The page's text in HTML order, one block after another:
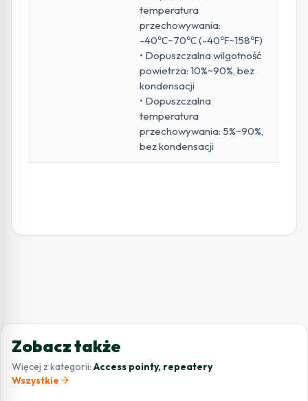
temperatura
przechowywania:
-40℃~70℃ (-40℉~158℉)
• Dopuszczalna wilgotność
powietrza: 10%~90%, bez
kondensacji
• Dopuszczalna
temperatura
przechowywania: 5%~90%,
bez kondensacji
Zobacz także
Więcej z kategorii: Access pointy, repeatery
Wszystkie arrow_forward